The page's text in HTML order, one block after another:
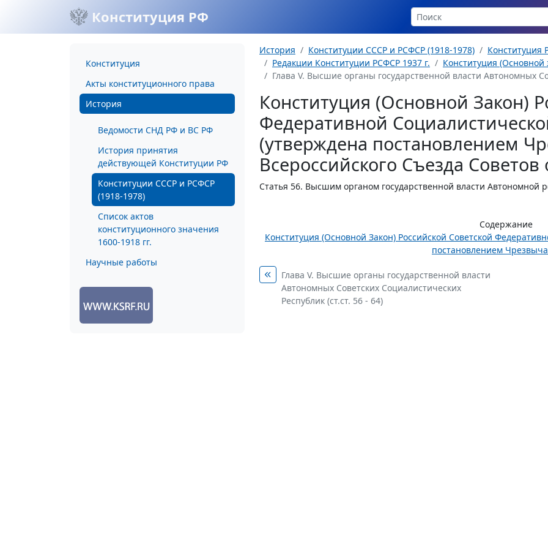
Конституция РФ
Конституция
Акты конституционного права
История
Ведомости СНД РФ и ВС РФ
История принятия
действующей Конституции РФ
Конституции СССР и РСФСР
(1918-1978)
Список актов
конституционного значения
1600-1918 гг.
Научные работы
История Конституции СССР и РСФСР (1918-1978)
Конституция
Редакции Конституции РСФСР 1937 г.
Конституция
Глава V. Высшие органы государственной власти Автономных
Конституция (Основной Закон)
Федеративной
(утверждена постановлением
Всероссийского Съезда Советов
Статья 56. Высшим органом государственной власти Автономной
Содержание
Конституция (Основной Закон) Российской Советской
постановлением
Глава V. Высшие органы государственной власти
Автономных Советских Социалистических
Республик (ст.ст. 56 - 64)